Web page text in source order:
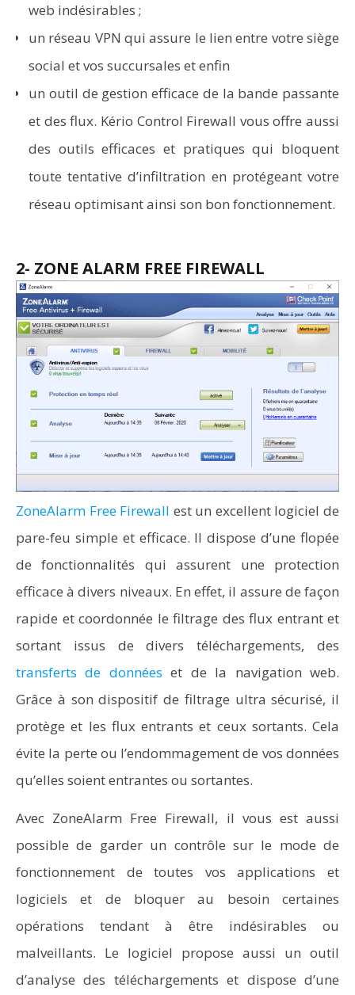
web indésirables ;
un réseau VPN qui assure le lien entre votre siège
social et vos succursales et enfin
un outil de gestion efficace de la bande passante
et des flux. Kério Control Firewall vous offre aussi
des outils efficaces et pratiques qui bloquent
toute tentative d’infiltration en protégeant votre
réseau optimisant ainsi son bon fonctionnement.
2- ZONE ALARM FREE FIREWALL
ZoneAlarm Free Firewall est un excellent logiciel de
pare-feu simple et efficace. Il dispose d’une flopée
de fonctionnalités qui assurent une protection
efficace à divers niveaux. En effet, il assure de façon
rapide et coordonnée le filtrage des flux entrant et
sortant issus de divers téléchargements, des
transferts de données et de la navigation web.
Grâce à son dispositif de filtrage ultra sécurisé, il
protège et les flux entrants et ceux sortants. Cela
évite la perte ou l’endommagement de vos données
qu’elles soient entrantes ou sortantes.
Avec ZoneAlarm Free Firewall, il vous est aussi
possible de garder un contrôle sur le mode de
fonctionnement de toutes vos applications et
logiciels et de bloquer au besoin certaines
opérations tendant à être indésirables ou
malveillants. Le logiciel propose aussi un outil
d’analyse des téléchargements et dispose d’une